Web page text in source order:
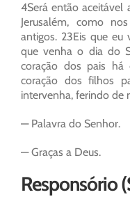
4Será então aceitável
Jerusalém, como
antigos. 23Eis que eu
que venha o dia do
coração dos pais
coração dos filhos
intervenha, ferindo de
— Palavra do Senhor.
— Graças a Deus.
Responsório